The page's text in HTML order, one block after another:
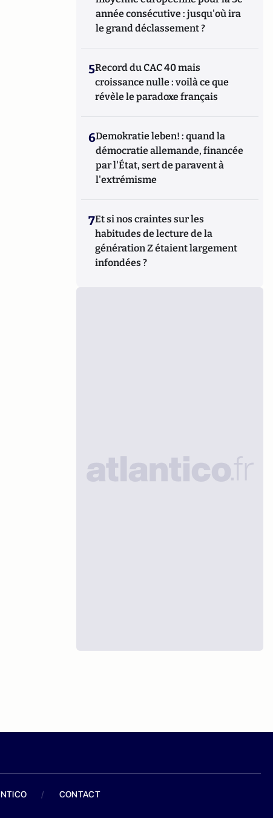
année consécutive : jusqu'où ira
le grand déclassement ?
5Record du CAC 40 mais
croissance nulle : voilà ce que
révèle le paradoxe français
6Demokratie leben! : quand la
démocratie allemande, financée
par l'État, sert de paravent à
l'extrémisme
7Et si nos craintes sur les
habitudes de lecture de la
génération Z étaient largement
infondées ?
/ CONTACT